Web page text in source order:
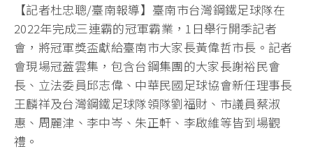
【記者杜忠聰/臺南報導】臺南市台灣鋼鐵足球隊在
2022年完成三連霸的冠軍霸業，1日舉行開季記者
會，將冠軍獎盃獻給臺南市大家長黃偉哲市長。記者
會現場冠蓋雲集，包含台鋼集團的大家長謝裕民會
長、立法委員邱志偉、中華民國足球協會新任理事長
王麟祥及台灣鋼鐵足球隊領隊劉福財、市議員蔡淑
惠、周麗津、李中岑、朱正軒、李啟維等皆到場觀
禮。